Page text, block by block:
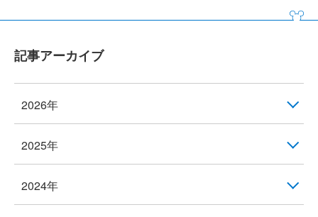
記事アーカイブ
2026年
2025年
2024年